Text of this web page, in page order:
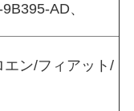
AD、
エン/フィアット/